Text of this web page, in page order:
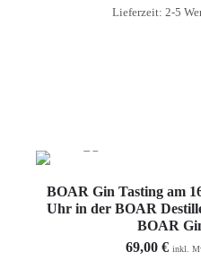
Lieferzeit: 2-5
Weiterlesen
BOAR Gin Tasting am
Uhr in der BOAR
BOAR
69,00 € inkl.